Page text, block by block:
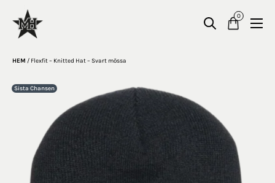
0
HEM / Flexfit – Knitted Hat – Svart mössa
Sista Chansen